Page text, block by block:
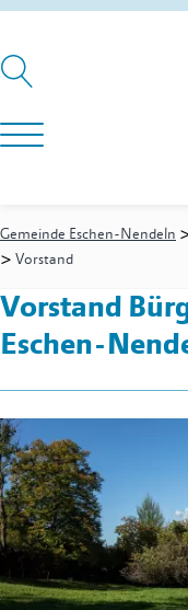
Gemeinde Eschen-Nendeln
> Vorstand
Vorstand
Eschen-